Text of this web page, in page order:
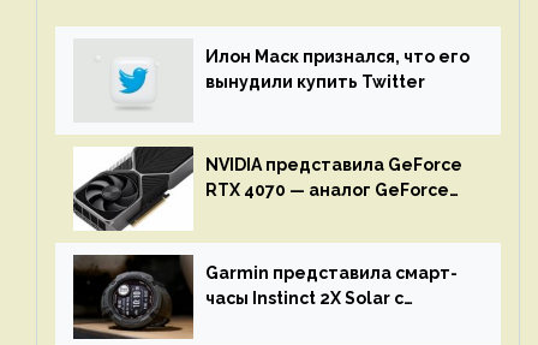
Илон Маск признался, что его
вынудили купить Twitter
NVIDIA представила GeForce
RTX 4070 — аналог GeForce
Garmin представила смарт-
часы Instinct 2X Solar с